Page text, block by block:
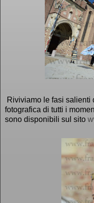
Riviviamo le fasi salienti
fotografica di tutti i
sono disponibili sul sito